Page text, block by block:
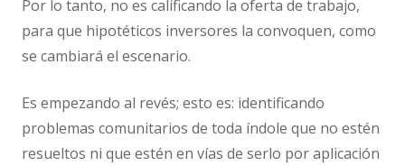
Por lo tanto, no es calificando la oferta de trabajo,
para que hipotéticos inversores la convoquen, como
se cambiará el escenario.
Es empezando al revés; esto es: identificando
problemas comunitarios de toda índole que no estén
resueltos ni que estén en vías de serlo por aplicación